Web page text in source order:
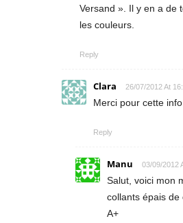
Versand ». Il y en a de
les couleurs.
Reply
Clara 26/07/2012 At
Merci pour cette info
Reply
Manu 03/09/2012
Salut, voici mon
collants épais de
A+